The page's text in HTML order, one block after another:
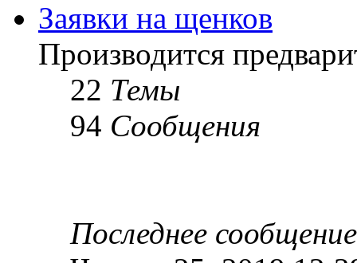
Заявки на щенков
Производится
22 Темы
94 Сообщения
Последнее сообщение